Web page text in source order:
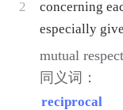
2
concerning
especially
mutual respect
同义词：
reciprocal